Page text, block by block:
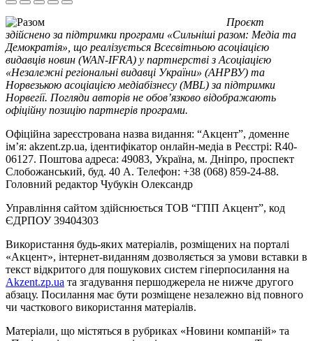
Проєкт
здійснено за підтримки програми «Сильніші разом: Медіа та
Демократія», що реалізується Всесвітньою асоціацією
видавців новин (WAN-IFRA) у партнерстві з Асоціацією
«Незалежні регіональні видавці України» (АНРВУ) та
Норвезькою асоціацією медіабізнесу (MBL) за підтримки
Норвегії. Погляди авторів не обов’язково відображають
офіційну позицію партнерів програми.
Офіційна зареєстрована назва видання: “Акцент”, доменне
ім’я: akzent.zp.ua, ідентифікатор онлайн-медіа в Реєстрі: R40-
06127. Поштова адреса: 49083, Україна, м. Дніпро, проспект
Слобожанський, буд. 40 А. Телефон: +38 (068) 859-24-88.
Головний редактор Чубукін Олександр
Управління сайтом здійснюється ТОВ “ГПП Акцент”, код
ЄДРПОУ 39404303
Використання будь-яких матеріалів, розміщених на порталі
«Акцент», інтернет-виданням дозволяється за умови вставки в
текст відкритого для пошукових систем гіперпосилання на
Akzent.zp.ua та згадування першоджерела не нижче другого
абзацу. Посилання має бути розміщене незалежно від повного
чи часткового використання матеріалів.
Матеріали, що містяться в рубриках «Новини компаній» та